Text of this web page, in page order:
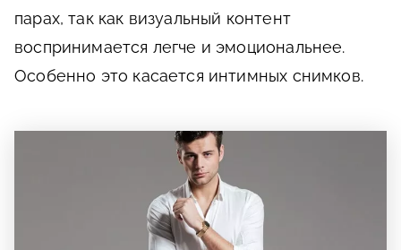
парах, так как визуальный контент
воспринимается легче и эмоциональнее.
Особенно это касается интимных снимков.